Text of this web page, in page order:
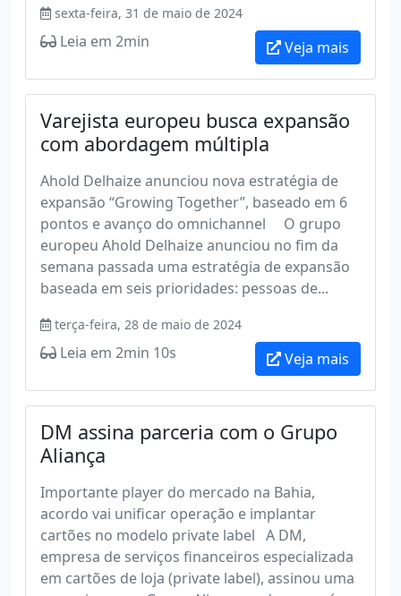
sexta-feira, 31 de maio de 2024
Leia em 2min Veja mais
Varejista europeu busca expansão
com abordagem múltipla
Ahold Delhaize anunciou nova estratégia de
expansão “Growing Together”, baseado em 6
pontos e avanço do omnichannel O grupo
europeu Ahold Delhaize anunciou no fim da
semana passada uma estratégia de expansão
baseada em seis prioridades: pessoas de...
terça-feira, 28 de maio de 2024
Leia em 2min 10s Veja mais
DM assina parceria com o Grupo
Aliança
Importante player do mercado na Bahia,
acordo vai unificar operação e implantar
cartões no modelo private label A DM,
empresa de serviços financeiros especializada
em cartões de loja (private label), assinou uma